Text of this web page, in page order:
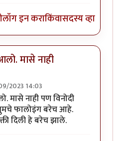
लॉग इन कराकिंवासदस्य व्हा
मासे नाही
2023 14:03
रे यांना.byप्रा.डॉ.दिलीप बिरुटे
नाही पण विनोदी
फालोइंग बरेच आहे.
दिली हे बरेच झाले.